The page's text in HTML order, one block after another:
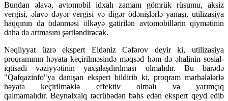
Bundan əlavə, avtomobil idxalı zamanı gömrük rüsumu, aksiz
vergisi, əlavə dəyər vergisi və digər ödənişlərlə yanaşı, utilizasiya
haqqının da ödənməsi ölkəyə gətirilən avtomobillərin qiymətinin
daha da artmasını şərtləndirəcək.
Nəqliyyat üzrə ekspert Eldəniz Cəfərov deyir ki, utilizasiya
proqramının həyata keçirilməsində məqsəd həm də əhalinin sosial-
iqtisadi vəziyyətinin yaxşılaşdırılması olmalıdır. Bu barədə
"Qafqazinfo"ya danışan ekspert bildirib ki, proqram mərhələlərlə
həyata keçirilməklə effektiv olmalı və yarımçıq
qalmamalıdır. Beynəlxalq təcrübədən bəhs edən ekspert qeyd edib